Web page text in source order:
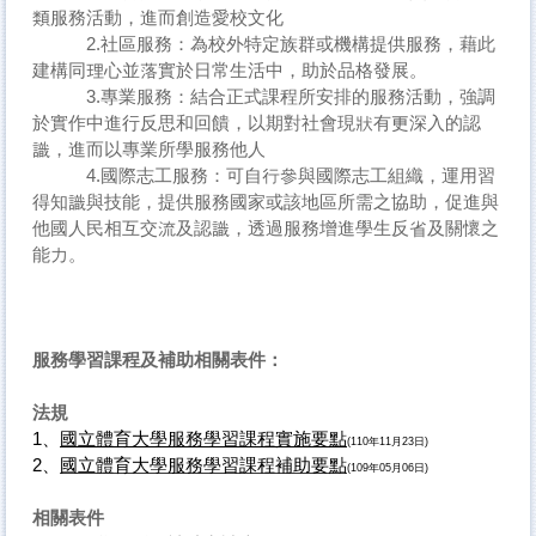
類服務活動，進而創造愛校文化
2.社區服務：為校外特定族群或機構提供服務，藉此
建構同理心並落實於日常生活中，助於品格發展。
3.專業服務：結合正式課程所安排的服務活動，強調
於實作中進行反思和回饋，以期對社會現狀有更深入的認
識，進而以專業所學服務他人
4.國際志工服務：可自行參與國際志工組織，運用習
得知識與技能，提供服務國家或該地區所需之協助，促進與
他國人民相互交流及認識，透過服務增進學生反省及關懷之
能力。
服務學習課程及補助相關表件：
法規
1、 國立體育大學服務學習課程實施要點(110年11月23日)
2、 國立體育大學服務學習課程補助要點(109年05月06日)
相關表件